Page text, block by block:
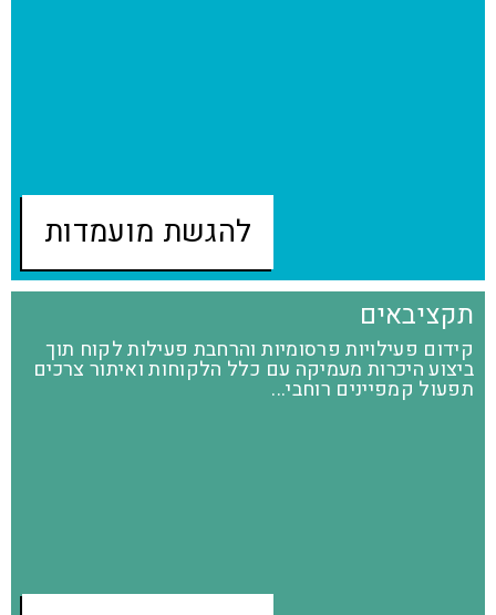
להגשת מועמדות
תקציבאים
קידום פעילויות פרסומיות והרחבת פעילות לקוח תוך
ביצוע היכרות מעמיקה עם כלל הלקוחות ואיתור צרכים
תפעול קמפיינים רוחבי...